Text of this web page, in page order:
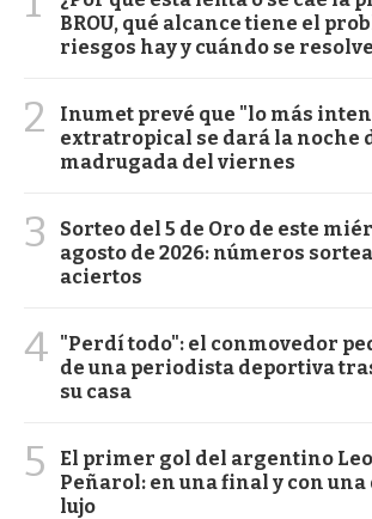
BROU, qué alcance tiene el
riesgos hay y cuándo se
2
Inumet prevé que "lo más
extratropical se dará la noche
madrugada del viernes
3
Sorteo del 5 de Oro de este
agosto de 2026: números
aciertos
4 "Perdí todo": el conmovedor
de una periodista deportiva
su casa
5
El primer gol del argentino
Peñarol: en una final y con
lujo